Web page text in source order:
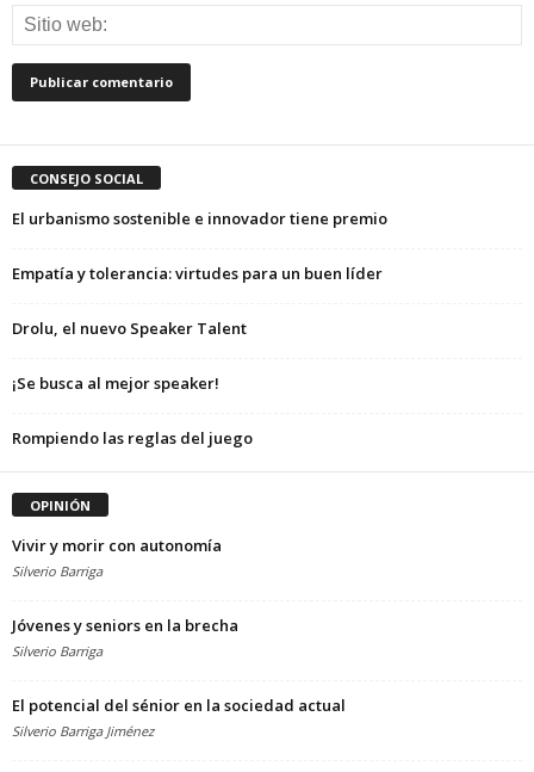
CONSEJO SOCIAL
El urbanismo sostenible e innovador tiene premio
Empatía y tolerancia: virtudes para un buen líder
Drolu, el nuevo Speaker Talent
¡Se busca al mejor speaker!
Rompiendo las reglas del juego
OPINIÓN
Vivir y morir con autonomía
Silverio Barriga
Jóvenes y seniors en la brecha
Silverio Barriga
El potencial del sénior en la sociedad actual
Silverio Barriga Jiménez